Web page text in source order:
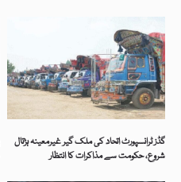
گڈز ٹرانسپورٹ اتحاد کی ملک گیر غیرمعینہ ہڑتال
شروع، حکومت سے مذاکرات کا انتظار